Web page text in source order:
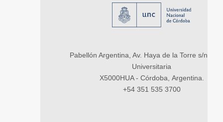
Pabellón Argentina, Av. Haya de la Torre s/n,
Universitaria
X5000HUA - Córdoba, Argentina.
+54 351 535 3700